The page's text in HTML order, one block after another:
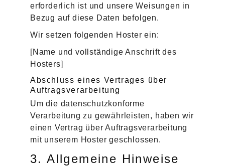
erforderlich ist und unsere Weisungen in
Bezug auf diese Daten befolgen.
Wir setzen folgenden Hoster ein:
[Name und vollständige Anschrift des
Hosters]
Abschluss eines Vertrages über
Auftragsverarbeitung
Um die datenschutzkonforme
Verarbeitung zu gewährleisten, haben wir
einen Vertrag über Auftragsverarbeitung
mit unserem Hoster geschlossen.
3. Allgemeine Hinweise